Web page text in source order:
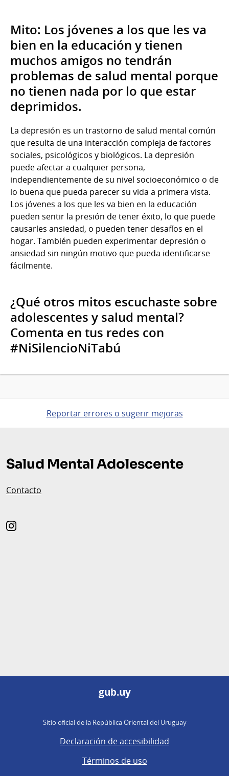
Mito: Los jóvenes a los que les va
bien en la educación y tienen
muchos amigos no tendrán
problemas de salud mental porque
no tienen nada por lo que estar
deprimidos.
La depresión es un trastorno de salud mental común
que resulta de una interacción compleja de factores
sociales, psicológicos y biológicos. La depresión
puede afectar a cualquier persona,
independientemente de su nivel socioeconómico o de
lo buena que pueda parecer su vida a primera vista.
Los jóvenes a los que les va bien en la educación
pueden sentir la presión de tener éxito, lo que puede
causarles ansiedad, o pueden tener desafíos en el
hogar. También pueden experimentar depresión o
ansiedad sin ningún motivo que pueda identificarse
fácilmente.
¿Qué otros mitos escuchaste sobre
adolescentes y salud mental?
Comenta en tus redes con
#NiSilencioNiTabú
Reportar errores o sugerir mejoras
de
página
Salud Mental Adolescente
Contacto
instagram
gub.uy
Sitio oficial de la República Oriental del Uruguay
Declaración de accesibilidad
Términos de uso